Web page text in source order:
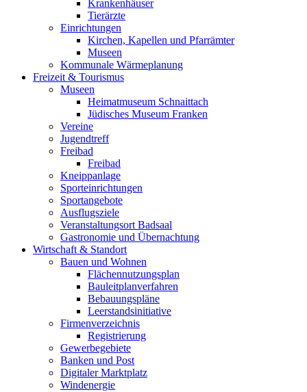
Krankenhäuser
Tierärzte
Einrichtungen
Kirchen, Kapellen und Pfarrämter
Museen
Kommunale Wärmeplanung
Freizeit & Tourismus
Museen
Heimatmuseum Schnaittach
Jüdisches Museum Franken
Vereine
Jugendtreff
Freibad
Freibad
Kneippanlage
Sporteinrichtungen
Sportangebote
Ausflugsziele
Veranstaltungsort Badsaal
Gastronomie und Übernachtung
Wirtschaft & Standort
Bauen und Wohnen
Flächennutzungsplan
Bauleitplanverfahren
Bebauungspläne
Leerstandsinitiative
Firmenverzeichnis
Registrierung
Gewerbegebiete
Banken und Post
Digitaler Marktplatz
Windenergie